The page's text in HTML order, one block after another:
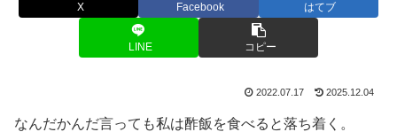
X Facebook はてブ
LINE コピー
2022.07.17 2025.12.04
なんだかんだ言っても私は酢飯を食べると落ち着く。